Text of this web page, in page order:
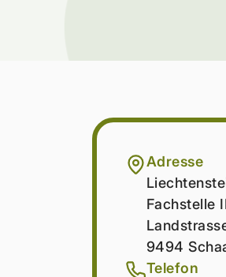
Adresse
Fachstelle
9494
Telefon